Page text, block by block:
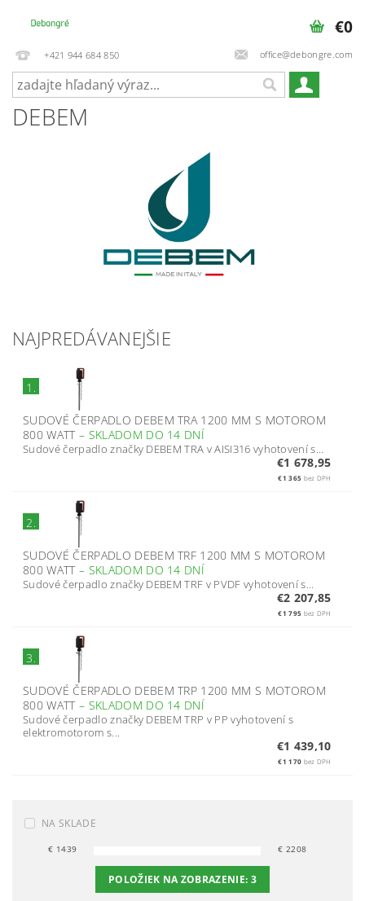
+421 944 684 850 office@debongre.com
€0
DEBEM
NAJPREDÁVANEJŠIE
1.
SUDOVÉ ČERPADLO DEBEM TRA 1200 MM S MOTOROM
800 WATT– SKLADOM DO 14 DNÍ
Sudové čerpadlo značky DEBEM TRA v AISI316 vyhotovení s...
€1 678,95
€1 365 bez DPH
2.
SUDOVÉ ČERPADLO DEBEM TRF 1200 MM S MOTOROM
800 WATT– SKLADOM DO 14 DNÍ
Sudové čerpadlo značky DEBEM TRF v PVDF vyhotovení s...
€2 207,85
€1 795 bez DPH
3.
SUDOVÉ ČERPADLO DEBEM TRP 1200 MM S MOTOROM
800 WATT– SKLADOM DO 14 DNÍ
Sudové čerpadlo značky DEBEM TRP v PP vyhotovení s
elektromotorom s...
€1 439,10
€1 170 bez DPH
NA SKLADE
€ 1439 € 2208
POLOŽIEK NA ZOBRAZENIE: 3